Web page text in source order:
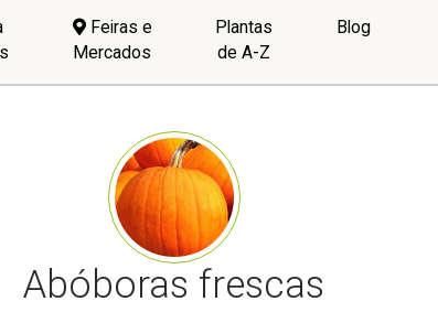
Feiras e
Mercados
Plantas
de A-Z
Blog
Abóboras frescas